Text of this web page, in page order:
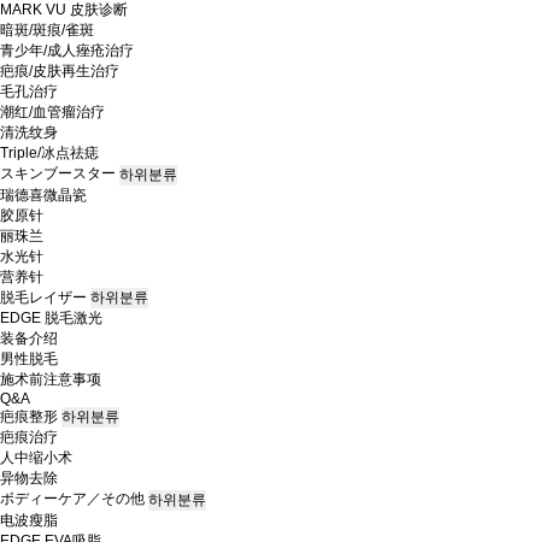
MARK VU 皮肤诊断
暗斑/斑痕/雀斑
青少年/成人痤疮治疗
疤痕/皮肤再生治疗
毛孔治疗
潮红/血管瘤治疗
清洗纹身
Triple/冰点祛痣
スキンブースター 하위분류
瑞德喜微晶瓷
胶原针
丽珠兰
水光针
营养针
脱毛レイザー 하위분류
EDGE 脱毛激光
装备介绍
男性脱毛
施术前注意事项
Q&A
疤痕整形 하위분류
疤痕治疗
人中缩小术
异物去除
ボディーケア／その他 하위분류
电波瘦脂